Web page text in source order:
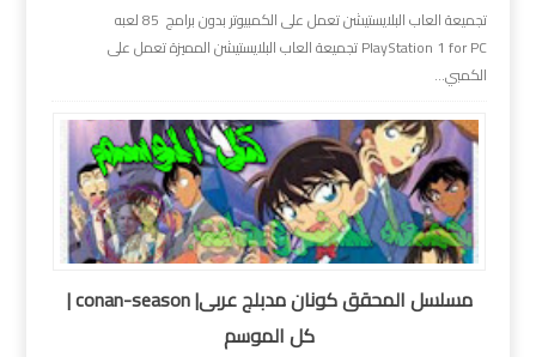
تجميعة العاب البلايستيشن تعمل على الكمبيوتر بدون برامج 85 لعبه
PlayStation 1 for PC تجميعة العاب البلايستيشن المميزة تعمل على
الكمبي...
مسلسل المحقق كونان مدبلج عربى| conan-season |
كل الموسم